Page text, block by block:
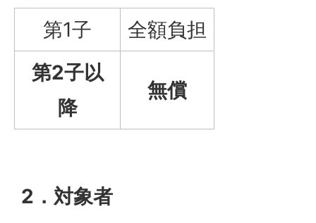
第1子
全額負担
第2子以
降
無償
2．対象者